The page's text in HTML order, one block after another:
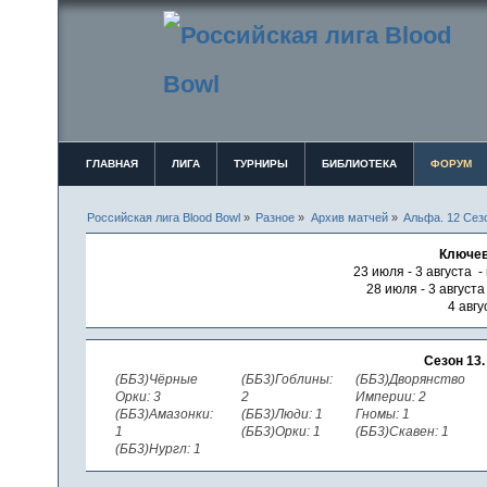
ГЛАВНАЯ ЛИГА ТУРНИРЫ БИБЛИОТЕКА ФОРУМ
Российская лига Blood Bowl » Разное » Архив матчей» Альфа. 12
23 июля - 3 августа -
28 июля - 3
4
Сезон 13.
(ББ3)Чёрные
Орки: 3
(ББ3)Амазонки:
1
(ББ3)Нургл: 1
(ББ3)Гоблины:
2
(ББ3)Люди: 1
(ББ3)Орки: 1
(ББ3)Дворянство
Империи: 2
Гномы: 1
(ББ3)Скавен: 1